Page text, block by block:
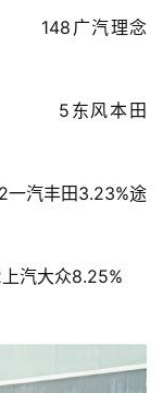
22上汽大众8.25%